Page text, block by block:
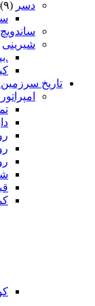
دسر (۹)
ساندویچ
شیرینی
تاریخ